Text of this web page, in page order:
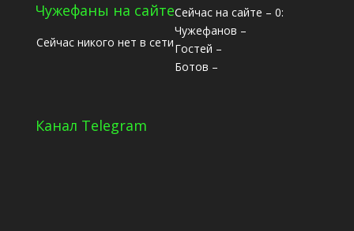
Чужефаны на сайте
Сейчас никого нет в сети
Сейчас на сайте – 0:
Чужефанов –
Гостей –
Ботов –
Канал Telegram